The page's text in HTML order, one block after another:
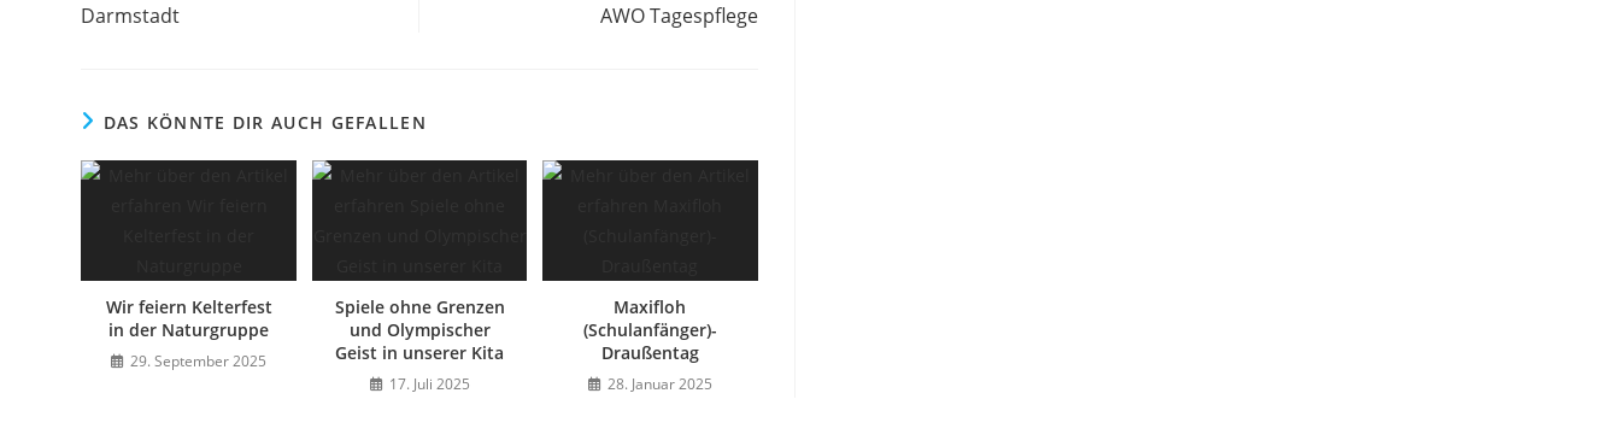
Darmstadt
AWO Tagespflege
DAS KÖNNTE DIR AUCH GEFALLEN
Wir feiern Kelterfest
in der Naturgruppe
29. September 2025
Spiele ohne Grenzen
und Olympischer
Geist in unserer Kita
17. Juli 2025
Maxifloh
(Schulanfänger)-
Draußentag
28. Januar 2025